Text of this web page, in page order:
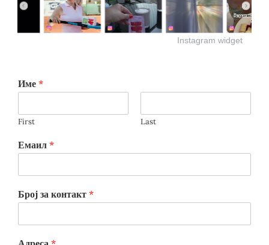
Instagram widget
Име *
First Last
Емаил *
Број за контакт *